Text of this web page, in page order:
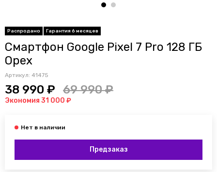
Распродано Гарантия 6 месяцев
Смартфон Google Pixel 7 Pro 128 ГБ
Орех
Артикул: 41475
38 990 ₽ 69 990 ₽
Экономия 31 000 ₽
Предзаказ